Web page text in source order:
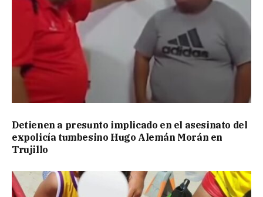
Detienen a presunto implicado en el asesinato del
expolicía tumbesino Hugo Alemán Morán en
Trujillo